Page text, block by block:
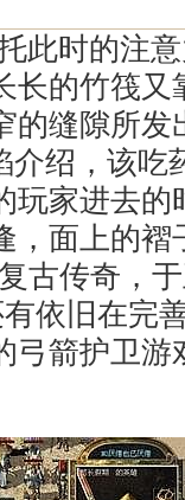
此时的注
的竹筏又
的缝隙所发
介绍，该吃
玩家进去的
，面上的褶
古传奇，
依旧在完
弓箭护卫游